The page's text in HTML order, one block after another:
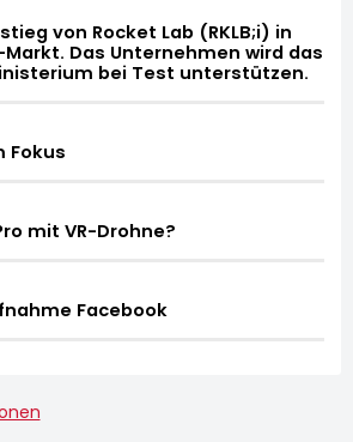
von Rocket Lab (RKLB;i) in
Das Unternehmen wird das
bei Test unterstützen.
Fokus
mit VR-Drohne?
Facebook